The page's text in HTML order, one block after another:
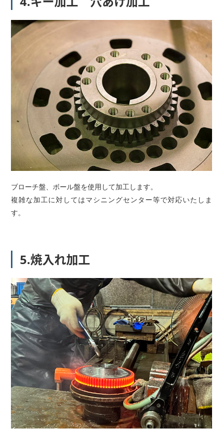
ブローチ盤、ボール盤を使用して加工します。
複雑な加工に対してはマシニングセンター等で対応いたしま
す。
5.焼入れ加工